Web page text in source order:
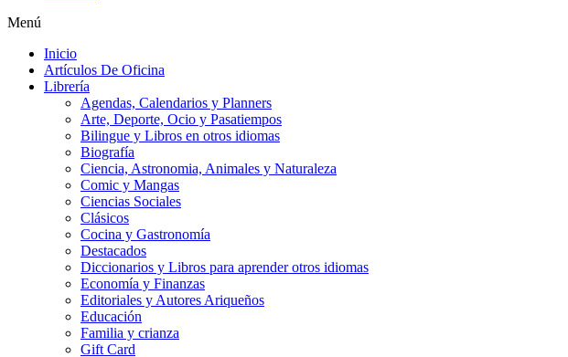
Menú
Inicio
Artículos De Oficina
Librería
Agendas, Calendarios y Planners
Arte, Deporte, Ocio y Pasatiempos
Bilingue y Libros en otros idiomas
Biografía
Ciencia, Astronomia, Animales y Naturaleza
Comic y Mangas
Ciencias Sociales
Clásicos
Cocina y Gastronomía
Destacados
Diccionarios y Libros para aprender otros idiomas
Economía y Finanzas
Editoriales y Autores Ariqueños
Educación
Familia y crianza
Gift Card